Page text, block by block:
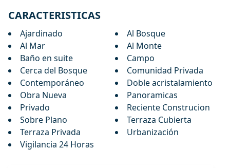
CARACTERISTICAS
Ajardinado
Al Bosque
Al Mar
Al Monte
Baño en suite
Campo
Cerca del Bosque
Comunidad Privada
Contemporáneo
Doble acristalamiento
Obra Nueva
Panoramicas
Privado
Reciente Construcion
Sobre Plano
Terraza Cubierta
Terraza Privada
Urbanización
Vigilancia 24 Horas